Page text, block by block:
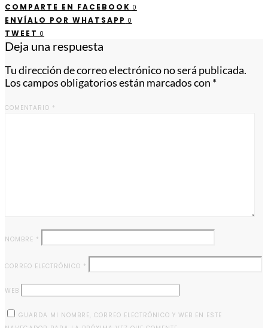
COMPARTE EN FACEBOOK 0
ENVÍALO POR WHATSAPP 0
TWEET 0
Deja una respuesta
Tu dirección de correo electrónico no será publicada.
Los campos obligatorios están marcados con *
COMENTARIO *
NOMBRE *
CORREO ELECTRÓNICO *
WEB
GUARDA MI NOMBRE, CORREO ELECTRÓNICO Y WEB EN ESTE